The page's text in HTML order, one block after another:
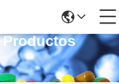
Productos